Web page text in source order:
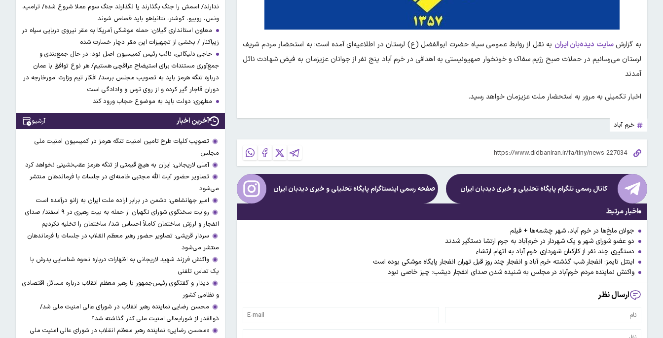
به گزارشسایت دیده‌بان ایران به نقل از روابط عمومی سپاه حضرت ابوالفضل (ع) لرستان در اطلاعیه‌ای آمده است: به استحضار مردم شریف
لرستان می‌رسانیم در حملات صبح رژیم سفاک و خونخوار صهیونیستی به اهدافی در خرم آباد پنج نفر از جوانان عزیزمان به فیض شهادت نائل
آمدند
اخبار تکمیلی به مرور به استحضار ملت عزیزمان خواهد رسید.
خرم آباد
کانال رسمی تلگرام پایگاه تحلیلی و خبریدیدبان ایران صفحه رسمی اینستاگرام پایگاه تحلیلی و خبریدیدبان ایران
اخبار مرتبط
جولان ملخ‌ها در خرم آباد، شهر چشمه‌ها + فیلم
دو عضو شورای شهر و یک شهردار در خرم‌آباد به جرم ارتشا دستگیر شدند
دستگیری چند نفر از کارکنان شهرداری خرم آباد به اتهام ارتشاء
اینتل تایمز: انفجار شب گذشته خرم آباد و انفجار چند روز قبل تهران انفجار پایگاه موشکی بوده است
واکنش نماینده مردم خرم‌آباد در مجلس به شنیده شدن صدای انفجار دیشب: چیز خاصی نبود
ارسال نظر
ندارند/ اسمش را جنگ بگذارند یا نگذارند جنگ سوم عملا شروع شده/ ترامپ،
ونس، روبیو، کوشنر، نتانیاهو باید قصاص شوند
معاون استانداری گیلان: حمله موشکی آمریکا به مقر نیروی دریایی سپاه در
زیباکنار / بخشی از تجهیزات این مقر دچار خسارت شده
حاجی دلیگانی، نائب رئیس کمیسیون اصل نود: در حال جمع‌بندی و
جمع‌آوری مستندات برای استیضاح عراقچی هستیم/ هر نوع توافق با عمان
درباره تنگه هرمز باید به تصویب مجلس برسد/ افکار تیم وزارت امورخارجه در
دوران قاجار گیر کرده و از روی ترس و وادادگی است
مطهری: دولت باید به موضوع حجاب ورود کند
آخرین اخبار آرشیو
تصویب کلیات طرح تامین امنیت تنگه هرمز در کمیسیون امنیت ملی
مجلس
آملی‌ لاریجانی: ایران به هیچ قیمتی از تنگه هرمز عقب‌نشینی نخواهد کرد
تصاویر حضور آیت الله مجتبی خامنه‌ای در جلسات با فرماندهان منتشر
می‌شود
امیر جهانشاهی: دشمن در برابر اراده ملت ایران به زانو درآمده است
روایت سخنگوی شورای نگهبان از حمله به بیت رهبری در ۹ اسفند/ صدای
انفجار و لرزش ساختمان کاملاً احساس شد/ ساختمان را تخلیه نکردیم
سردار قریشی: تصاویر حضور رهبر معظم انقلاب در جلسات با فرماندهان
منتشر می‌شود
واکنش فرزند شهید لاریجانی به اظهارات درباره نحوه شناسایی پدرش با
یک تماس تلفنی
دیدار و گفتگوی رئیس‌جمهور با رهبر معظم انقلاب درباره مسائل اقتصادی
و نظامی کشور
محسن رضایی نماینده رهبر انقلاب در شورای عالی امنیت ملی شد/
ذوالقدر از شورایعالی امنیت ملی کنار گذاشته شد؟
«محسن رضایی» نماینده رهبر معظم انقلاب در شورای عالی امنیت ملی